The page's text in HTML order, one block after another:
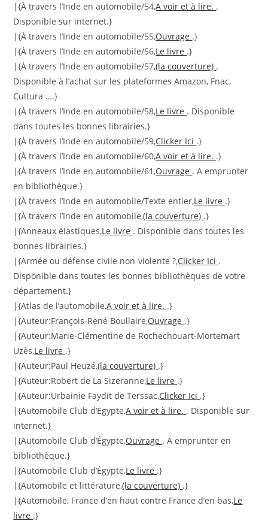
|{À travers l’Inde en automobile/54,A voir et à lire. .
Disponible sur internet.}
|{À travers l’Inde en automobile/55,Ouvrage .}
|{À travers l’Inde en automobile/56,Le livre .}
|{À travers l’Inde en automobile/57,(la couverture) .
Disponible à l’achat sur les plateformes Amazon, Fnac,
Cultura ….}
|{À travers l’Inde en automobile/58,Le livre . Disponible
dans toutes les bonnes librairies.}
|{À travers l’Inde en automobile/59,Clicker Ici .}
|{À travers l’Inde en automobile/60,A voir et à lire. .}
|{À travers l’Inde en automobile/61,Ouvrage . A emprunter
en bibliothèque.}
|{À travers l’Inde en automobile/Texte entier,Le livre .}
|{À travers l’Inde en automobile,(la couverture) .}
|{Anneaux élastiques,Le livre . Disponible dans toutes les
bonnes librairies.}
|{Armée ou défense civile non-violente ?,Clicker Ici .
Disponible dans toutes les bonnes bibliothèques de votre
département.}
|{Atlas de l’automobile,A voir et à lire. .}
|{Auteur:François-René Boullaire,Ouvrage .}
|{Auteur:Marie-Clémentine de Rochechouart-Mortemart
Uzès,Le livre .}
|{Auteur:Paul Heuzé,(la couverture) .}
|{Auteur:Robert de La Sizeranne,Le livre .}
|{Auteur:Urbainie Faydit de Terssac,Clicker Ici .}
|{Automobile Club d’Egypte,A voir et à lire. . Disponible sur
internet.}
|{Automobile Club d’Égypte,Ouvrage . A emprunter en
bibliothèque.}
|{Automobile Club d’Égypte,Le livre .}
|{Automobile et littérature,(la couverture) .}
|{Automobile, France d’en haut contre France d’en bas,Le
livre .}